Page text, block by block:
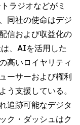
ラジオなどがミ
同社の使命はデジ
信および収益化の
、AIを活用した
高いロイヤリティ
ーサーおよび権利
う支援している。
追跡可能なデジタ
ク・ダッシュはク